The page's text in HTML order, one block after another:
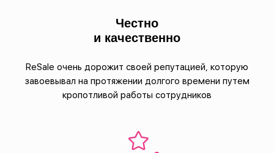
Честно
и качественно
ReSale очень дорожит своей репутацией, которую
завоевывал на протяжении долгого времени путем
кропотливой работы сотрудников